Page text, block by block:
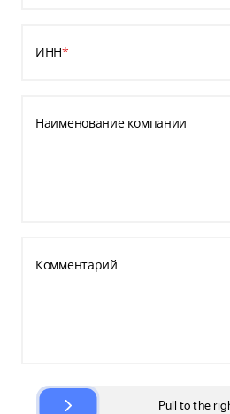
ИНН*
Наименование компании
Комментарий